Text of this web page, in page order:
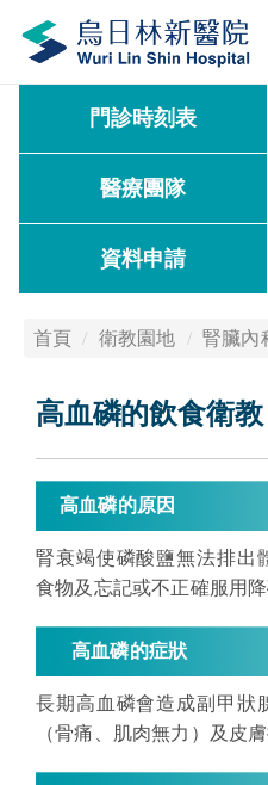
門診時刻表
醫療團隊
資料申請
首頁 衛教園地 腎臟內
高血磷的飲食衛教
高血磷的原因
腎衰竭使磷酸鹽無法排出
食物及忘記或不正確服用
高血磷的症狀
長期高血磷會造成副甲狀
（骨痛、肌肉無力 ） 及皮